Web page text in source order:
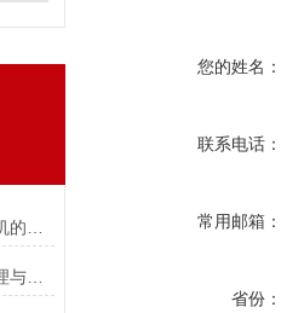
探索电池热冲击试验机的工作原理与应用
您的姓名：
联系电话：
常用邮箱：
省份：